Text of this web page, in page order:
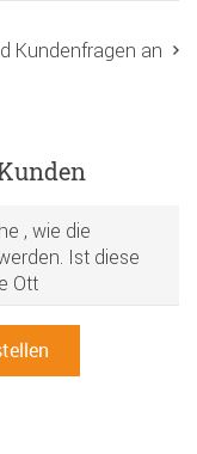
Kundenfragen an
, wie die
Ist diese
Ott